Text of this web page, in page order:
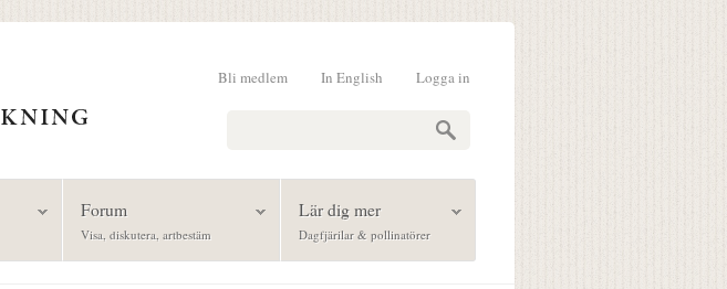
Logga in
In English
Bli medlem
Forum
Visa, diskutera, artbestäm
Lär dig mer
Dagfjärilar & pollinatörer